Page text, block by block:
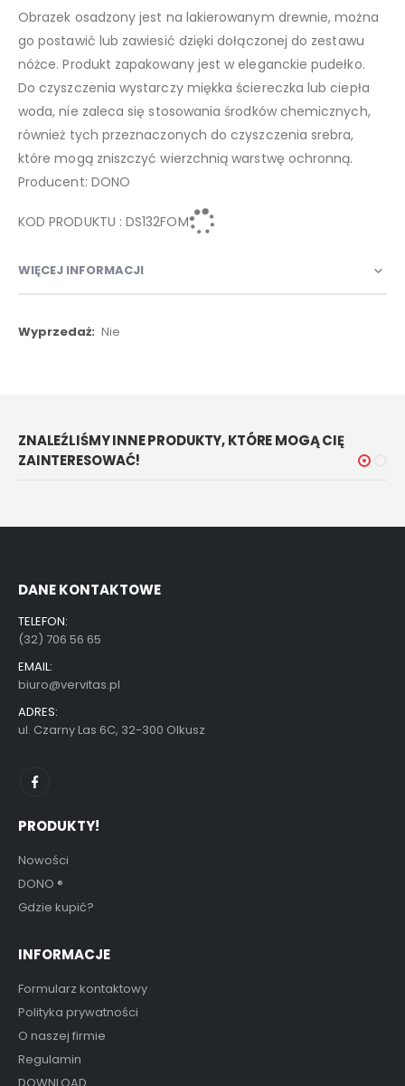
Obrazek osadzony jest na lakierowanym drewnie, można
go postawić lub zawiesić dzięki dołączonej do zestawu
nóżce. Produkt zapakowany jest w eleganckie pudełko.
Do czyszczenia wystarczy miękka ściereczka lub ciepła
woda, nie zaleca się stosowania środków chemicznych,
również tych przeznaczonych do czyszczenia srebra,
które mogą zniszczyć wierzchnią warstwę ochronną.
Producent: DONO
KOD PRODUKTU : DS132FOM
WIĘCEJ INFORMACJI
Więcej
Nie
ZNALEŹLIŚMY INNE PRODUKTY, KTÓRE MOGĄ CIĘ
ZAINTERESOWAĆ!
DANE KONTAKTOWE
TELEFON:
(32) 706 56 65
EMAIL:
biuro@vervitas.pl
ADRES:
ul. Czarny Las 6C, 32-300 Olkusz
PRODUKTY!
Nowości
DONO ®
Gdzie kupić?
INFORMACJE
Formularz kontaktowy
Polityka prywatności
O naszej firmie
Regulamin